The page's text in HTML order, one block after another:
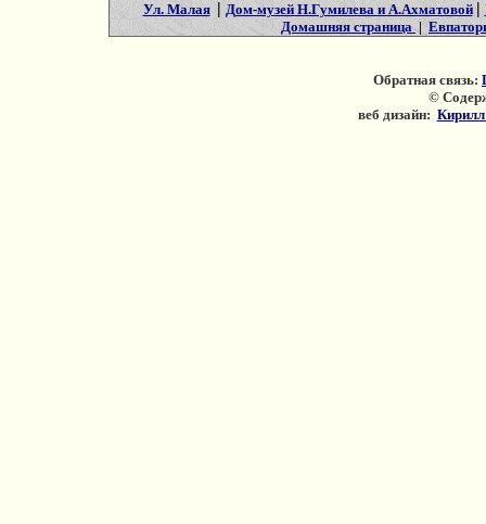
Ул. Малая | Дом-музей Н.Гумилева и А.Ахматовой |
Домашняя страница |
Обратная связь:
©
веб дизайн: